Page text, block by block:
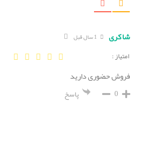
شاکری
امتیاز :
فروش حضوری دارید
0 پاسخ